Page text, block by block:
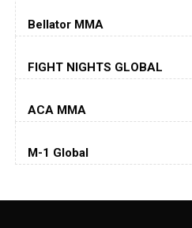
(26-6-0, 1)
Jorge Masvidal
Колби Ковингтон
Bellator MMA
FIGHT NIGHTS GLOBAL
ACA MMA
M-1 Global